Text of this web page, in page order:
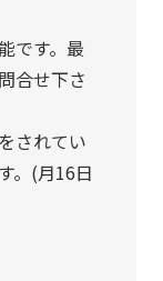
です。最
合せ下さ
されてい
。(月16日